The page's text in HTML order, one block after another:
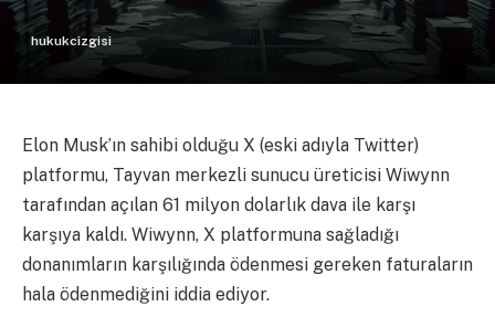
hukukcizgisi
Elon Musk’ın sahibi olduğu X (eski adıyla Twitter)
platformu, Tayvan merkezli sunucu üreticisi Wiwynn
tarafından açılan 61 milyon dolarlık dava ile karşı
karşıya kaldı. Wiwynn, X platformuna sağladığı
donanımların karşılığında ödenmesi gereken faturaların
hala ödenmediğini iddia ediyor.